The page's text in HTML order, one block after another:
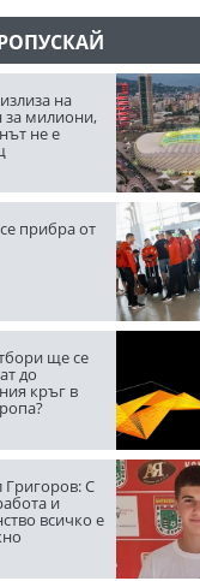
на
за милиони,
не е
прибра от
ще се
до
кръг в
Григоров: С
и
всичко е